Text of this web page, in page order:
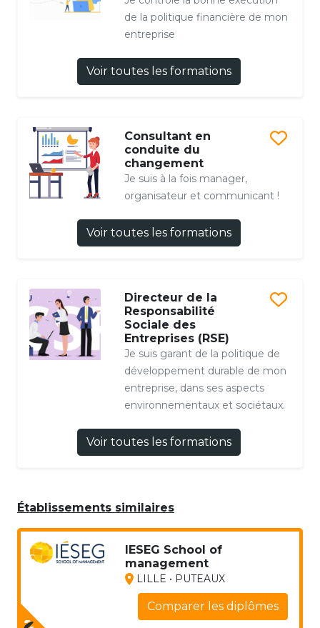
de la politique financière de mon
entreprise
Voir toutes les formations
Consultant en
conduite du
changement
Je suis à la fois manager,
organisateur et communicant !
Voir toutes les formations
Directeur de la
Responsabilité
Sociale des
Entreprises (RSE)
Je suis garant de la politique de
développement durable de mon
entreprise, dans ses aspects
environnementaux et sociétaux.
Voir toutes les formations
Établissements similaires
IESEG School of
management
LILLE • PUTEAUX
Comparer les diplômes